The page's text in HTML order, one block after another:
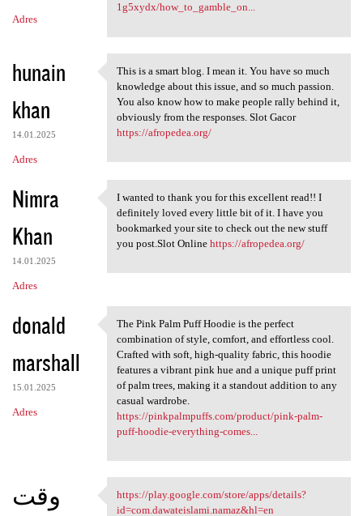
Adres
1g5xydx/how_to_gamble_on...
hunain
khan
14.01.2025
Adres
This is a smart blog. I mean
This is a smart blog. I mean it. You have so much
knowledge about this issue, and so much passion.
You also know how to make people rally behind it,
obviously from the responses. Slot Gacor
https://afropedea.org/
Nimra
Khan
14.01.2025
Adres
I wanted to thank you for
I wanted to thank you for this excellent read!! I
definitely loved every little bit of it. I have you
bookmarked your site to check out the new stuff
you post.Slot Online https://afropedea.org/
donald
marshall
15.01.2025
Adres
The Pink Palm Puff Hoodie is
The Pink Palm Puff Hoodie is the perfect
combination of style, comfort, and effortless cool.
Crafted with soft, high-quality fabric, this hoodie
features a vibrant pink hue and a unique puff print
of palm trees, making it a standout addition to any
casual wardrobe.
https://pinkpalmpuffs.com/product/pink-palm-
puff-hoodie-everything-comes...
وقت https://play.google.com/store
https://play.google.com/store/apps/details?
id=com.dawateislami.namaz&hl=en